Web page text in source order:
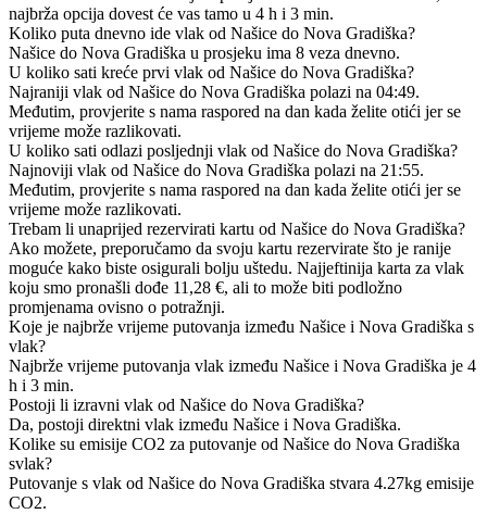
najbrža opcija dovest će vas tamo u 4 h i 3 min.
Koliko puta dnevno ide vlak od Našice do Nova Gradiška?
Našice do Nova Gradiška u prosjeku ima 8 veza dnevno.
U koliko sati kreće prvi vlak od Našice do Nova Gradiška?
Najraniji vlak od Našice do Nova Gradiška polazi na 04:49.
Međutim, provjerite s nama raspored na dan kada želite otići jer se
vrijeme može razlikovati.
U koliko sati odlazi posljednji vlak od Našice do Nova Gradiška?
Najnoviji vlak od Našice do Nova Gradiška polazi na 21:55.
Međutim, provjerite s nama raspored na dan kada želite otići jer se
vrijeme može razlikovati.
Trebam li unaprijed rezervirati kartu od Našice do Nova Gradiška?
Ako možete, preporučamo da svoju kartu rezervirate što je ranije
moguće kako biste osigurali bolju uštedu. Najjeftinija karta za vlak
koju smo pronašli dođe 11,28 €, ali to može biti podložno
promjenama ovisno o potražnji.
Koje je najbrže vrijeme putovanja između Našice i Nova Gradiška s
vlak?
Najbrže vrijeme putovanja vlak između Našice i Nova Gradiška je 4
h i 3 min.
Postoji li izravni vlak od Našice do Nova Gradiška?
Da, postoji direktni vlak između Našice i Nova Gradiška.
Kolike su emisije CO2 za putovanje od Našice do Nova Gradiška
svlak?
Putovanje s vlak od Našice do Nova Gradiška stvara 4.27kg emisije
CO2.